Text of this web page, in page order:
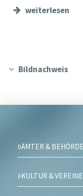
weiterlesen
Bildnachweis
ÄMTER &
KULTUR & VEREINE